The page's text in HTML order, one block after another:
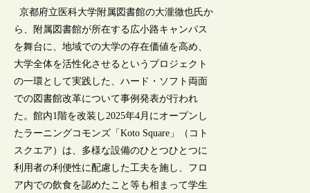
京都府立医科大学附属図書館の大瀧徹也氏か
ら、附属図書館が所在する広小路キャンパス
を舞台に、地域での大学の存在価値を高め、
大学全体を活性化させるというプロジェクト
の一環として実践した、ハード・ソフト両面
での図書館改革について事例発表が行われ
た。館内1階を改装し2025年4月にオープンし
たラーニングコモンズ「Koto Square」（コト
スクエア）は、多様な設備のひとつひとつに
利用者の利便性に配慮した工夫を施し、フロ
ア内での飲食を認めたこと等も相まって学生